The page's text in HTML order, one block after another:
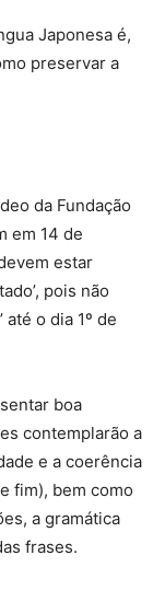
Japonesa é,
preservar a
da Fundação
em 14 de
estar
pois não
o dia 1º de
boa
contemplarão a
e a coerência
fim), bem como
a gramática
frases.